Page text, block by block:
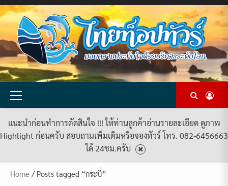
USACCOUNT
POLICY
AND
CONDITIONS
แพ็คเกจ
ทัวร์
ทั้งหมด
ต้อนรับ
สู่
ไทย
ท็อป
ทัวร์
กับ
เรา
ทัวร์
ทั้งหมด
Primary
แนะนำก่อนทำการตัดสินใจ !!! ให้ท่านลูกค้าอ่านรายละเอียด ดูภาพ
Highlight ก่อนครับ สอบถามเพิ่มเติมหรือจองทัวร์ โทร. 082-6456663
ได้ 24ชม.ครับ
Home / Posts tagged “กระบี่”